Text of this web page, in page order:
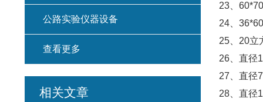
23、
24、
25、 20立
26、直径
27 、直径
28、直径
公路实验仪器设备
查看更多
相关文章